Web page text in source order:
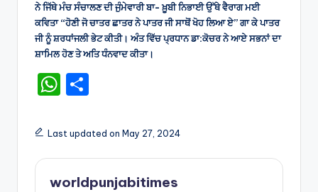
ਨੇ ਜਿੱਥੇ ਮੰਚ ਸੰਚਾਲਣ ਦੀ ਜੁੰਮੇਵਾਰੀ ਬਾ- ਖ਼ੂਬੀ ਨਿਭਾਈ ਉੱਥੇ ਵੈਰਾਗ ਮਈ
ਕਵਿਤਾ “ਹੋਣੀ ਜੋ ਚਾਤਰ ਛਾਤਰ ਨੇ ਪਾਤਰ ਜੀ ਸਾਥੋਂ ਖੋਹ ਲਿਆ ਏ” ਗਾ ਕੇ ਪਾਤਰ
ਜੀ ਨੂੰ ਸ਼ਰਧਾਂਜਲੀ ਭੇਟ ਕੀਤੀ। ਅੰਤ ਵਿੱਚ ਪ੍ਰਧਾਨ ਡਾ:ਕੋਚਰ ਨੇ ਆਏ ਸਭਨਾਂ ਦਾ
ਸ਼ਾਮਿਲ ਹੋਣ ਤੇ ਅਤਿ ਧੰਨਵਾਦ ਕੀਤਾ।
W
a
ts
A
ar
e
Last updated on May 27, 2024
worldpunjabitimes